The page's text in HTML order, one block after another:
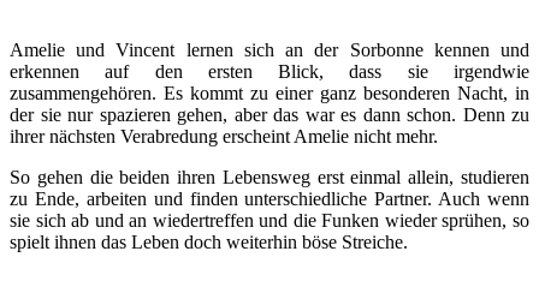
Amelie und Vincent lernen sich an der Sorbonne kennen und
erkennen auf den ersten Blick, dass sie irgendwie
zusammengehören. Es kommt zu einer ganz besonderen Nacht, in
der sie nur spazieren gehen, aber das war es dann schon. Denn zu
ihrer nächsten Verabredung erscheint Amelie nicht mehr.
So gehen die beiden ihren Lebensweg erst einmal allein, studieren
zu Ende, arbeiten und finden unterschiedliche Partner. Auch wenn
sie sich ab und an wiedertreffen und die Funken wieder sprühen, so
spielt ihnen das Leben doch weiterhin böse Streiche.